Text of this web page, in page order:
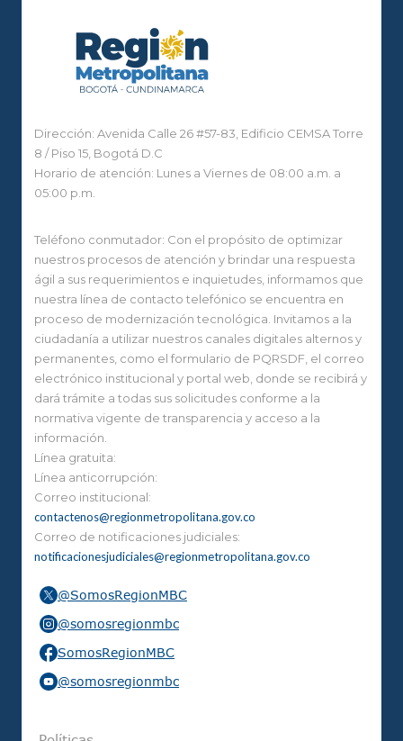
Dirección: Avenida Calle 26 #57-83, Edificio CEMSA Torre
8 / Piso 15, Bogotá D.C
Horario de atención: Lunes a Viernes de 08:00 a.m. a
05:00 p.m.
Teléfono conmutador: Con el propósito de optimizar
nuestros procesos de atención y brindar una respuesta
ágil a sus requerimientos e inquietudes, informamos que
nuestra línea de contacto telefónico se encuentra en
proceso de modernización tecnológica. Invitamos a la
ciudadanía a utilizar nuestros canales digitales alternos y
permanentes, como el formulario de PQRSDF, el correo
electrónico institucional y portal web, donde se recibirá y
dará trámite a todas sus solicitudes conforme a la
normativa vigente de transparencia y acceso a la
información.
Línea gratuita:
Línea anticorrupción:
Correo institucional:
contactenos@regionmetropolitana.gov.co
Correo de notificaciones judiciales:
notificacionesjudiciales@regionmetropolitana.gov.co
@SomosRegionMBC
@somosregionmbc
SomosRegionMBC
@somosregionmbc